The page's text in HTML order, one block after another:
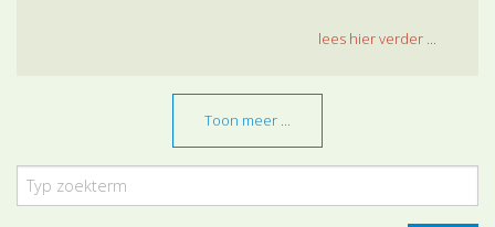
lees hier verder ...
Toon meer ...